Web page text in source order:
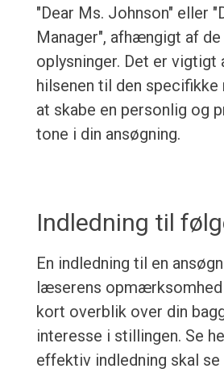
"Dear Ms. Johnson" eller
Manager", afhængigt af
oplysninger. Det er
hilsenen til den
at skabe en personlig og
tone i din ansøgning.
Indledning til
En indledning til en
læserens
kort overblik over din
interesse i stillingen. Se
effektiv indledning skal se